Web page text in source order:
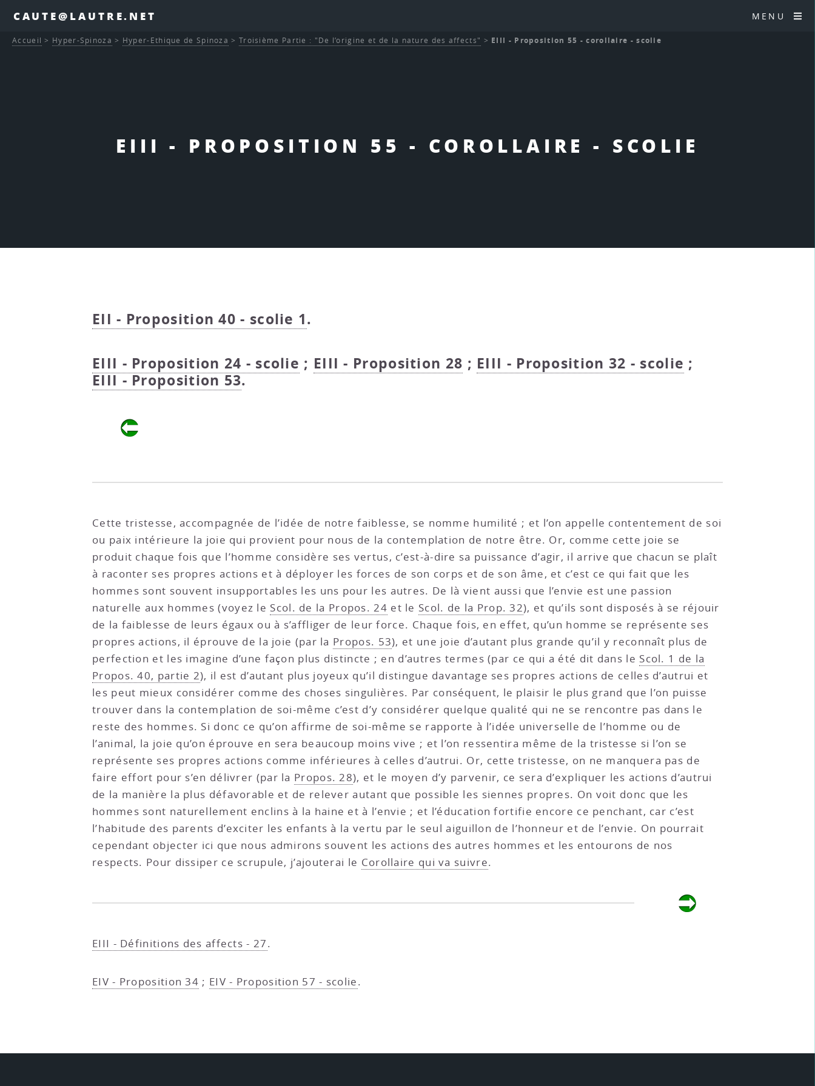
CAUTE@LAUTRE.NET MENU
EIII - PROPOSITION 55 - COROLLAIRE - SCOLIE
Accueil > Hyper-Spinoza > Hyper-Ethique de Spinoza > Troisième Partie : "De l’origine et de la nature des affects" > EIII - Proposition 55 - corollaire - scolie
EII - Proposition 40 - scolie 1.
EIII - Proposition 24 - scolie ; EIII - Proposition 28 ; EIII - Proposition 32 - scolie ;
EIII - Proposition 53.
Cette tristesse, accompagnée de l’idée de notre faiblesse, se nomme humilité ; et l’on appelle contentement de soi
ou paix intérieure la joie qui provient pour nous de la contemplation de notre être. Or, comme cette joie se
produit chaque fois que l’homme considère ses vertus, c’est-à-dire sa puissance d’agir, il arrive que chacun se plaît
à raconter ses propres actions et à déployer les forces de son corps et de son âme, et c’est ce qui fait que les
hommes sont souvent insupportables les uns pour les autres. De là vient aussi que l’envie est une passion
naturelle aux hommes (voyez le Scol. de la Propos. 24 et le Scol. de la Prop. 32), et qu’ils sont disposés à se réjouir
de la faiblesse de leurs égaux ou à s’affliger de leur force. Chaque fois, en effet, qu’un homme se représente ses
propres actions, il éprouve de la joie (par la Propos. 53), et une joie d’autant plus grande qu’il y reconnaît plus de
perfection et les imagine d’une façon plus distincte ; en d’autres termes (par ce qui a été dit dans le Scol. 1 de la
Propos. 40, partie 2), il est d’autant plus joyeux qu’il distingue davantage ses propres actions de celles d’autrui et
les peut mieux considérer comme des choses singulières. Par conséquent, le plaisir le plus grand que l’on puisse
trouver dans la contemplation de soi-même c’est d’y considérer quelque qualité qui ne se rencontre pas dans le
reste des hommes. Si donc ce qu’on affirme de soi-même se rapporte à l’idée universelle de l’homme ou de
l’animal, la joie qu’on éprouve en sera beaucoup moins vive ; et l’on ressentira même de la tristesse si l’on se
représente ses propres actions comme inférieures à celles d’autrui. Or, cette tristesse, on ne manquera pas de
faire effort pour s’en délivrer (par la Propos. 28), et le moyen d’y parvenir, ce sera d’expliquer les actions d’autrui
de la manière la plus défavorable et de relever autant que possible les siennes propres. On voit donc que les
hommes sont naturellement enclins à la haine et à l’envie ; et l’éducation fortifie encore ce penchant, car c’est
l’habitude des parents d’exciter les enfants à la vertu par le seul aiguillon de l’honneur et de l’envie. On pourrait
cependant objecter ici que nous admirons souvent les actions des autres hommes et les entourons de nos
respects. Pour dissiper ce scrupule, j’ajouterai le Corollaire qui va suivre.
EIII - Définitions des affects - 27.
EIV - Proposition 34 ; EIV - Proposition 57 - scolie.